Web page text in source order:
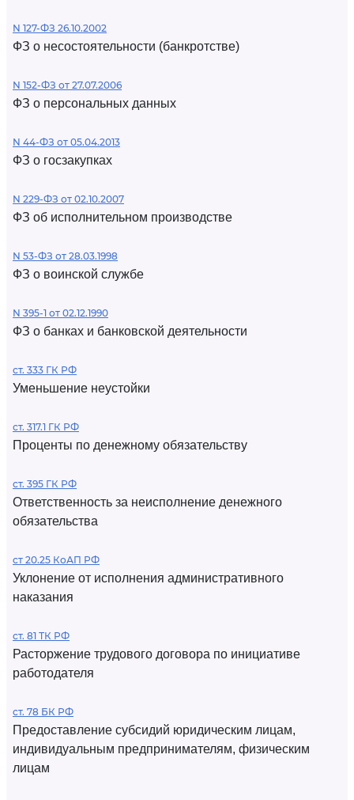
N 127-ФЗ 26.10.2002
ФЗ о несостоятельности (банкротстве)
N 152-ФЗ от 27.07.2006
ФЗ о персональных данных
N 44-ФЗ от 05.04.2013
ФЗ о госзакупках
N 229-ФЗ от 02.10.2007
ФЗ об исполнительном производстве
N 53-ФЗ от 28.03.1998
ФЗ о воинской службе
N 395-1 от 02.12.1990
ФЗ о банках и банковской деятельности
ст. 333 ГК РФ
Уменьшение неустойки
ст. 317.1 ГК РФ
Проценты по денежному обязательству
ст. 395 ГК РФ
Ответственность за неисполнение денежного
обязательства
ст 20.25 КоАП РФ
Уклонение от исполнения административного
наказания
ст. 81 ТК РФ
Расторжение трудового договора по инициативе
работодателя
ст. 78 БК РФ
Предоставление субсидий юридическим лицам,
индивидуальным предпринимателям, физическим
лицам